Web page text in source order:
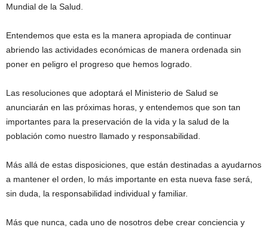
Mundial de la Salud.
Entendemos que esta es la manera apropiada de continuar
abriendo las actividades económicas de manera ordenada sin
poner en peligro el progreso que hemos logrado.
Las resoluciones que adoptará el Ministerio de Salud se
anunciarán en las próximas horas, y entendemos que son tan
importantes para la preservación de la vida y la salud de la
población como nuestro llamado y responsabilidad.
Más allá de estas disposiciones, que están destinadas a ayudarnos
a mantener el orden, lo más importante en esta nueva fase será,
sin duda, la responsabilidad individual y familiar.
Más que nunca, cada uno de nosotros debe crear conciencia y